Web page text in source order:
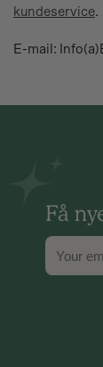
kundeservice.
E-mail:
Få